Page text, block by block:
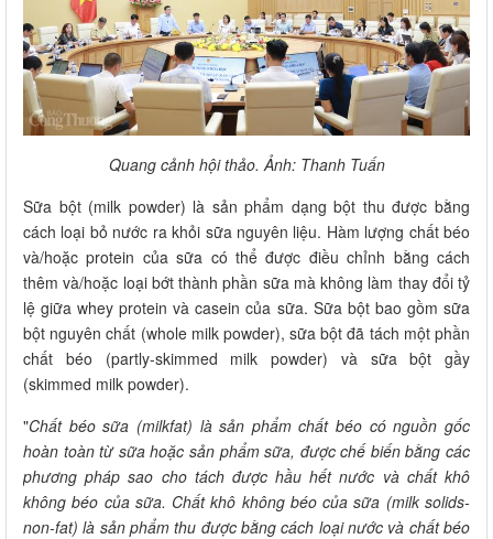
Quang cảnh hội thảo. Ảnh: Thanh Tuấn
Sữa bột (milk powder) là sản phẩm dạng bột thu được bằng
cách loại bỏ nước ra khỏi sữa nguyên liệu. Hàm lượng chất béo
và/hoặc protein của sữa có thể được điều chỉnh bằng cách
thêm và/hoặc loại bớt thành phần sữa mà không làm thay đổi tỷ
lệ giữa whey protein và casein của sữa. Sữa bột bao gồm sữa
bột nguyên chất (whole milk powder), sữa bột đã tách một phần
chất béo (partly-skimmed milk powder) và sữa bột gầy
(skimmed milk powder).
"Chất béo sữa (milkfat) là sản phẩm chất béo có nguồn gốc
hoàn toàn từ sữa hoặc sản phẩm sữa, được chế biến bằng các
phương pháp sao cho tách được hầu hết nước và chất khô
không béo của sữa. Chất khô không béo của sữa (milk solids-
non-fat) là sản phẩm thu được bằng cách loại nước và chất béo